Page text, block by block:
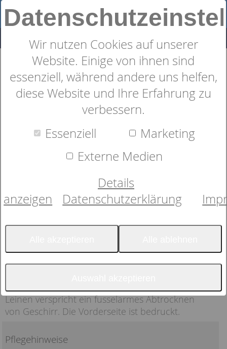
Wir nutzen Cookies auf unserer
Website. Einige von ihnen sind
essenziell, während andere uns helfen,
diese Website und Ihre Erfahrung zu
verbessern.
Essenziell
Marketing
Externe Medien
Details
anzeigen
Datenschutzerklärung
Geschirrtuch
Küchentüchern mit themenbezogenen und
saisonalen Druckmotiven, in einer robusten
Leinen verspricht ein fusselarmes Abtrocknen
von Geschirr. Die Vorderseite ist bedruckt.
Pflegehinweise